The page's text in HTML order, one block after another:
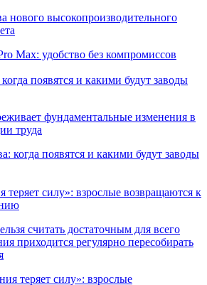
нового высокопроизводительного
появятся и какими будут заводы
фундаментальные изменения в
труда
теряет силу»: взрослые возвращаются к
считать достаточным для всего
приходится регулярно пересобирать